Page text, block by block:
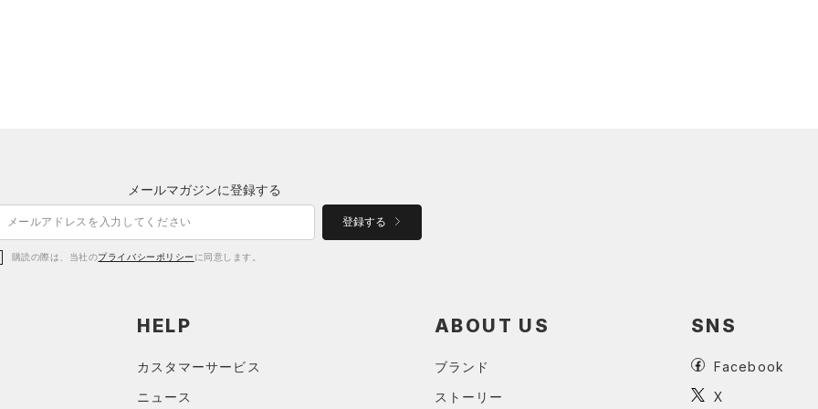
メールマガジンに登録する
登録する
購読の際は、当社のプライバシーポリシー に同意します。
HELP
カスタマーサービス
ニュース
ABOUT US
ブランド
ストーリー
SNS
Facebook
X